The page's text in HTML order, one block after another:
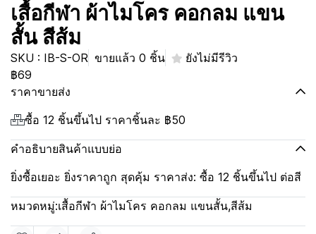
เสื้อกีฬา ผ้าไมโคร คอกลม แขน
สั้น สีส้ม
SKU : IB-S-OR ขายแล้ว 0 ชิ้น
ยังไม่มีรีวิว
฿69
ราคาขายส่ง
ซื้อ 12 ชิ้นขึ้นไป ราคาชิ้นละ ฿50
คำอธิบายสินค้าแบบย่อ
ยิ่งซื้อเยอะ ยิ่งราคาถูก สุดคุ้ม ราคาส่ง: ซื้อ 12 ชิ้นขึ้นไป ต่อสี
หมวดหมู่:เสื้อกีฬา ผ้าไมโคร คอกลม แขนสั้น,สีส้ม